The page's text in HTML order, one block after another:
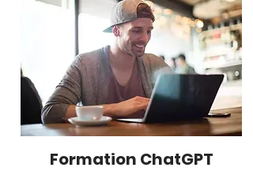
Formation ChatGPT